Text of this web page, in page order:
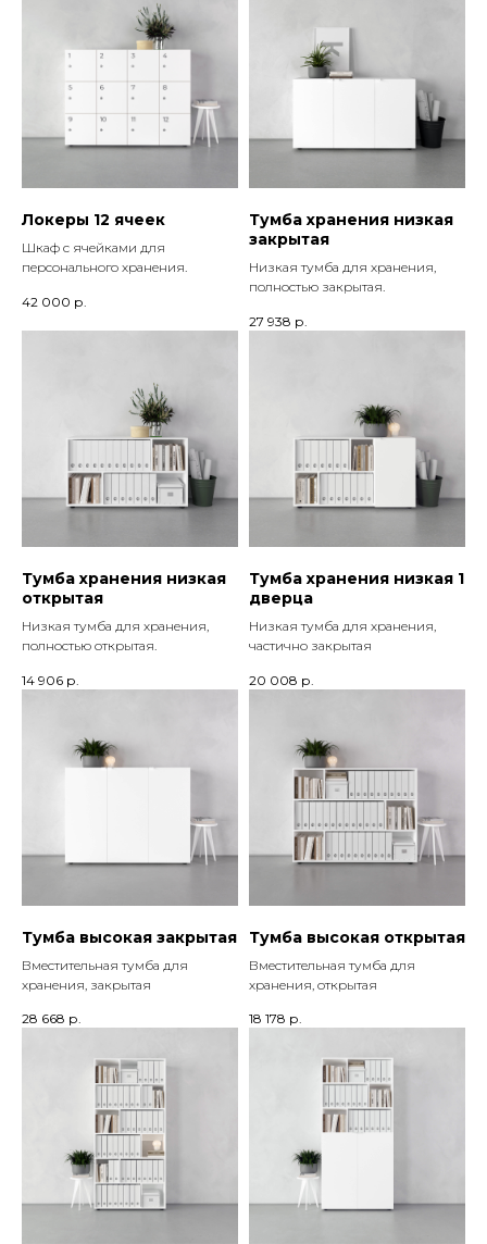
Локеры 12 ячеек
Шкаф с ячейками для
персонального хранения.
42 000 р.
Тумба хранения низкая
закрытая
Низкая тумба для хранения,
полностью закрытая.
27 938 р.
Тумба хранения низкая
открытая
Низкая тумба для хранения,
полностью открытая.
14 906 р.
Тумба хранения низкая 1
дверца
Низкая тумба для хранения,
частично закрытая
20 008 р.
Тумба высокая закрытая
Вместительная тумба для
хранения, закрытая
28 668 р.
Тумба высокая открытая
Вместительная тумба для
хранения, открытая
18 178 р.